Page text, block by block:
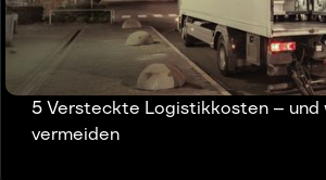
5 Versteckte Logistikkosten – und
vermeiden